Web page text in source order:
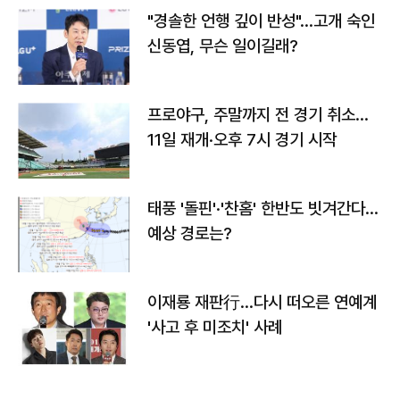
"경솔한 언행 깊이 반성"…고개 숙인
신동엽, 무슨 일이길래?
프로야구, 주말까지 전 경기 취소…
11일 재개·오후 7시 경기 시작
태풍 '돌핀'·'찬홈' 한반도 빗겨간다…
예상 경로는?
이재룡 재판行…다시 떠오른 연예계
'사고 후 미조치' 사례